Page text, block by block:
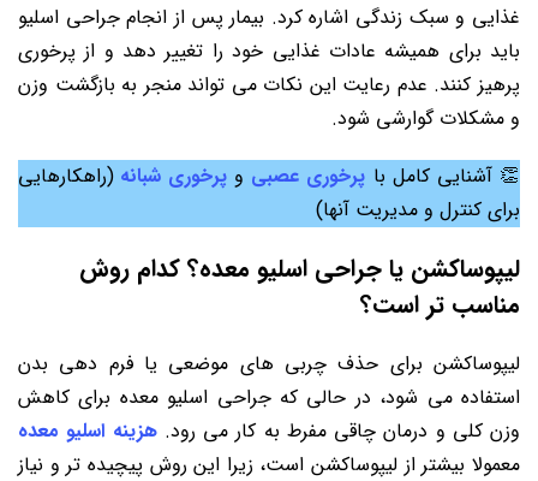
غذایی و سبک زندگی اشاره کرد. بیمار پس از انجام جراحی اسلیو
باید برای همیشه عادات غذایی خود را تغییر دهد و از پرخوری
پرهیز کنند. عدم رعایت این نکات می تواند منجر به بازگشت وزن
و مشکلات گوارشی شود.
👏 آشنایی کامل با پرخوری عصبی و پرخوری شبانه (راهکارهایی
برای کنترل و مدیریت آنها)
لیپوساکشن یا جراحی اسلیو معده؟ کدام روش
مناسب تر است؟
لیپوساکشن برای حذف چربی های موضعی یا فرم دهی بدن
استفاده می شود، در حالی که جراحی اسلیو معده برای کاهش
وزن کلی و درمان چاقی مفرط به کار می رود.هزینه اسلیو معده
معمولا بیشتر از لیپوساکشن است، زیرا این روش پیچیده تر و نیاز